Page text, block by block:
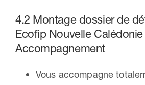
4.2 Montage dossier de
Ecofip Nouvelle
Accompagnement
Vous accompagne